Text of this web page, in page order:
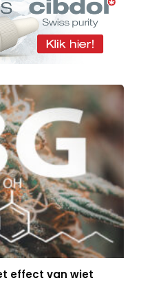
effect van wiet